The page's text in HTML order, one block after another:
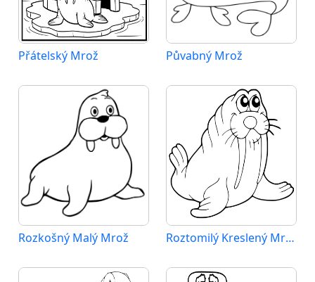
Přátelský Mrož Půvabný Mrož
Rozkošný Malý Mrož Roztomilý Kreslený Mrož